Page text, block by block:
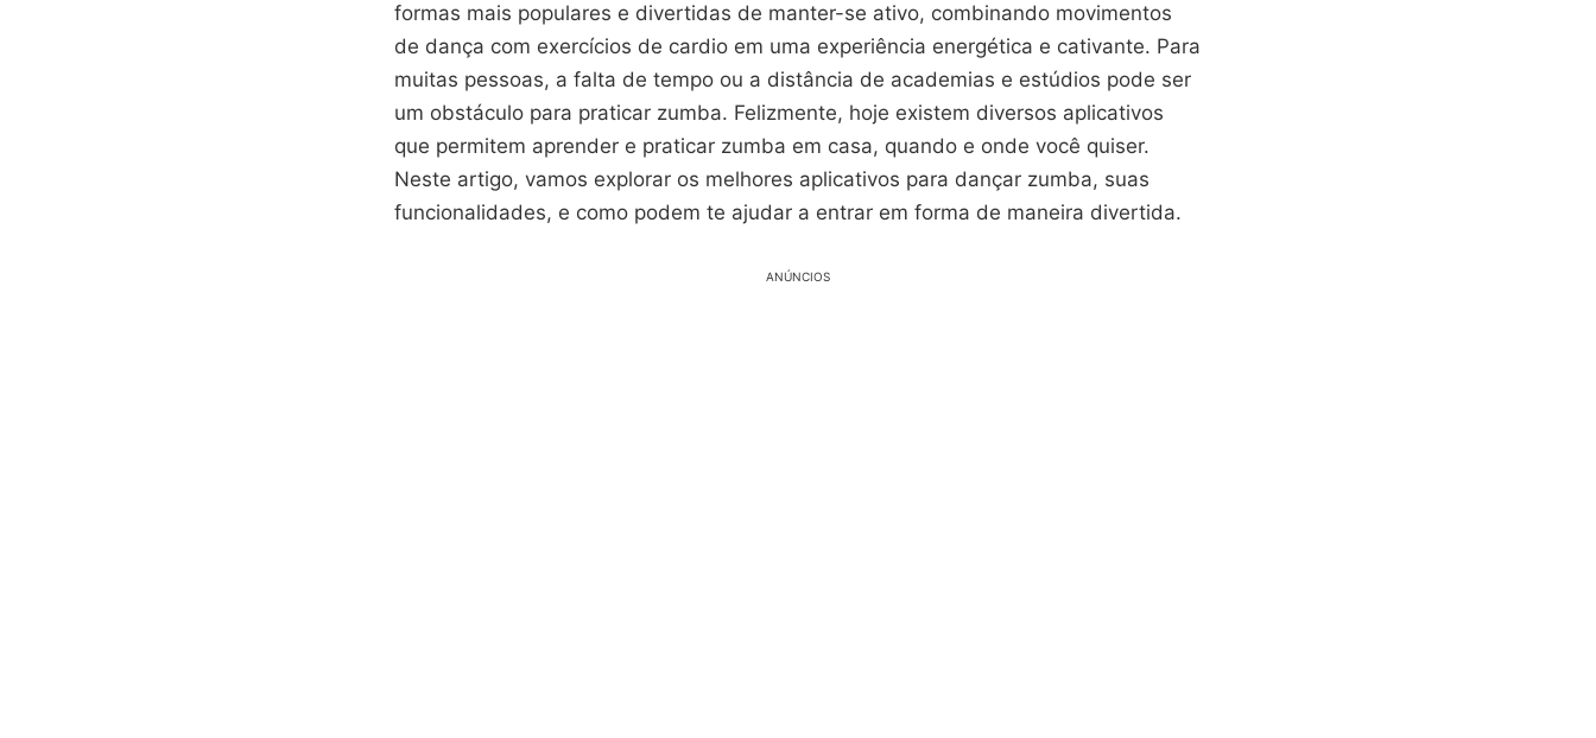
formas mais populares e divertidas de manter-se ativo, combinando movimentos
de dança com exercícios de cardio em uma experiência energética e cativante. Para
muitas pessoas, a falta de tempo ou a distância de academias e estúdios pode ser
um obstáculo para praticar zumba. Felizmente, hoje existem diversos aplicativos
que permitem aprender e praticar zumba em casa, quando e onde você quiser.
Neste artigo, vamos explorar os melhores aplicativos para dançar zumba, suas
funcionalidades, e como podem te ajudar a entrar em forma de maneira divertida.
ANÚNCIOS